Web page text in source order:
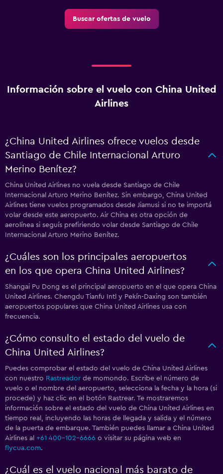
Buscar ofertas de vuelo
Información sobre el vuelo con China United
Airlines
¿China United Airlines ofrece vuelos desde
Santiago de Chile Internacional Arturo
Merino Benítez?
China United Airlines no vuela desde Santiago de Chile
Internacional Arturo Merino Benítez. Sin embargo, China United
Airlines tiene vuelos programados desde Jiamusi si no te importá
volar desde este aeropuerto. Air China es otra opción de
aerolínea si seguís prefiriendo volar desde Santiago de Chile
Internacional Arturo Merino Benítez.
¿Cuáles son los principales aeropuertos
en los que opera China United Airlines?
Shangai Pu Dong es el principal aeropuerto en el que opera China
United Airlines. Chengdu Tianfu Intl y Pekín-Daxing son también
aeropuertos populares que China United Airlines usa con
frecuencia.
¿Cómo consulto el estado del vuelo de
China United Airlines?
Puedes comprobar el estado del vuelo de China United Airlines
con nuestro Rastreador de momondo. Escribe el número de
vuelo o el nombre del aeropuerto, selecciona la fecha y la hora (si
procede) y haz clic en el botón Rastrear. Te mostraremos
información sobre el estado del vuelo de China United Airlines en
tiempo real, incluyendo las horas de llegada y salida y el número
de la puerta de embarque. También puedes llamar a China United
Airlines al +61 400-102-6666 o visitar su página web en
flycua.com.
¿Cuál es el vuelo nacional más barato de